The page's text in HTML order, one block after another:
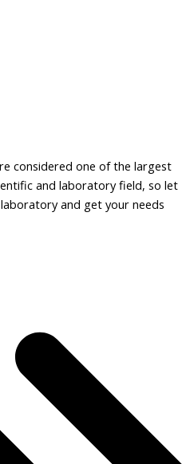
the
product
page
considered one of the largest
and laboratory field, so let
and get your needs